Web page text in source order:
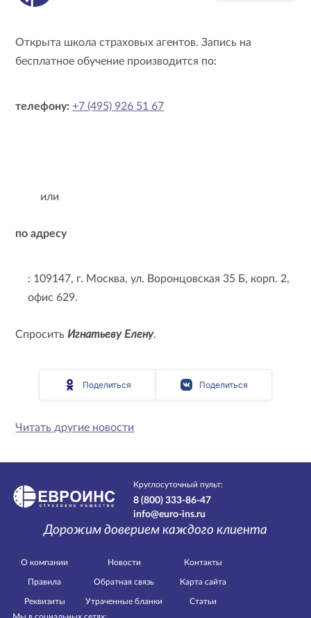
Открыта школа страховых агентов. Запись на
бесплатное обучение производится по:
телефону:+7 (495) 926 51 67
или
по адресу
: 109147, г. Москва, ул. Воронцовская 35 Б, корп. 2,
офис 629.
СпроситьИгнатьеву Елену.
Поделиться Поделиться
Читать другие новости
Круглосуточный пульт:
8 (800) 333-86-47
info@euro-ins.ru
Дорожим доверием каждого клиента
О компании
Правила
Реквизиты
Новости
Обратная связь
Утраченные бланки
Контакты
Карта сайта
Статьи